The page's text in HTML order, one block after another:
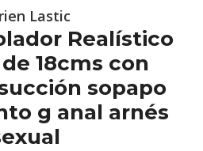
Lastic
Realístico
18cms con
sopapo
g anal arnés